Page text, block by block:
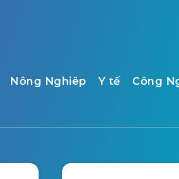
Nông Nghiêp Y tế Công